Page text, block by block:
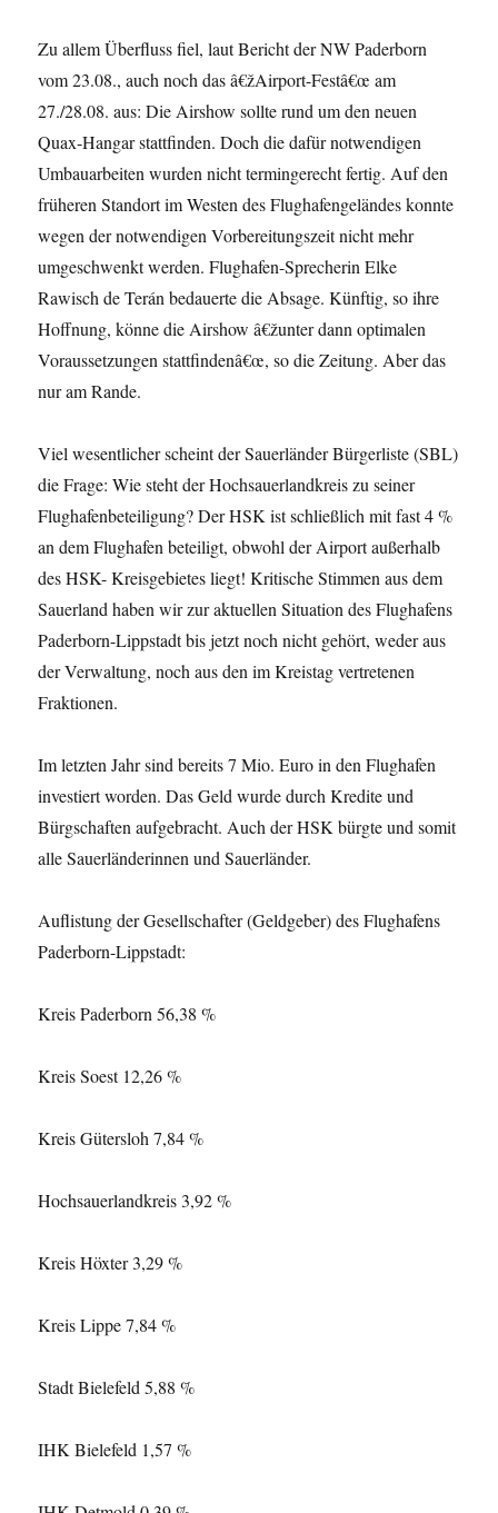
Zu allem Überfluss fiel, laut Bericht der NW Paderborn
vom 23.08., auch noch das â€žAirport-Festâ€œ am
27./28.08. aus: Die Airshow sollte rund um den neuen
Quax-Hangar stattfinden. Doch die dafür notwendigen
Umbauarbeiten wurden nicht termingerecht fertig. Auf den
früheren Standort im Westen des Flughafengeländes konnte
wegen der notwendigen Vorbereitungszeit nicht mehr
umgeschwenkt werden. Flughafen-Sprecherin Elke
Rawisch de Terán bedauerte die Absage. Künftig, so ihre
Hoffnung, könne die Airshow â€žunter dann optimalen
Voraussetzungen stattfindenâ€œ, so die Zeitung. Aber das
nur am Rande.
Viel wesentlicher scheint der Sauerländer Bürgerliste (SBL)
die Frage: Wie steht der Hochsauerlandkreis zu seiner
Flughafenbeteiligung? Der HSK ist schließlich mit fast 4 %
an dem Flughafen beteiligt, obwohl der Airport außerhalb
des HSK- Kreisgebietes liegt! Kritische Stimmen aus dem
Sauerland haben wir zur aktuellen Situation des Flughafens
Paderborn-Lippstadt bis jetzt noch nicht gehört, weder aus
der Verwaltung, noch aus den im Kreistag vertretenen
Fraktionen.
Im letzten Jahr sind bereits 7 Mio. Euro in den Flughafen
investiert worden. Das Geld wurde durch Kredite und
Bürgschaften aufgebracht. Auch der HSK bürgte und somit
alle Sauerländerinnen und Sauerländer.
Auflistung der Gesellschafter (Geldgeber) des Flughafens
Paderborn-Lippstadt:
Kreis Paderborn 56,38 %
Kreis Soest 12,26 %
Kreis Gütersloh 7,84 %
Hochsauerlandkreis 3,92 %
Kreis Höxter 3,29 %
Kreis Lippe 7,84 %
Stadt Bielefeld 5,88 %
IHK Bielefeld 1,57 %